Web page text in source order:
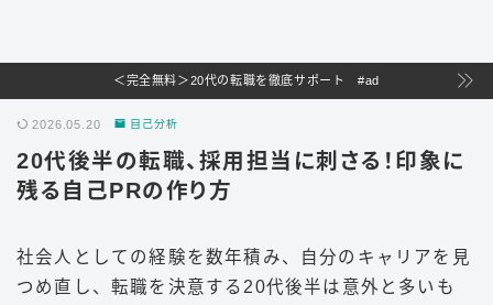
＜完全無料＞20代の転職を徹底サポート #ad
2026.05.20 自己分析
20代後半の転職、採用担当に刺さる！印象に
残る自己PRの作り方
社会人としての経験を数年積み、自分のキャリアを見
つめ直し、転職を決意する20代後半は意外と多いも